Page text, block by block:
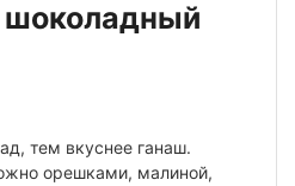
тем вкуснее ганаш.
орешками, малиной,